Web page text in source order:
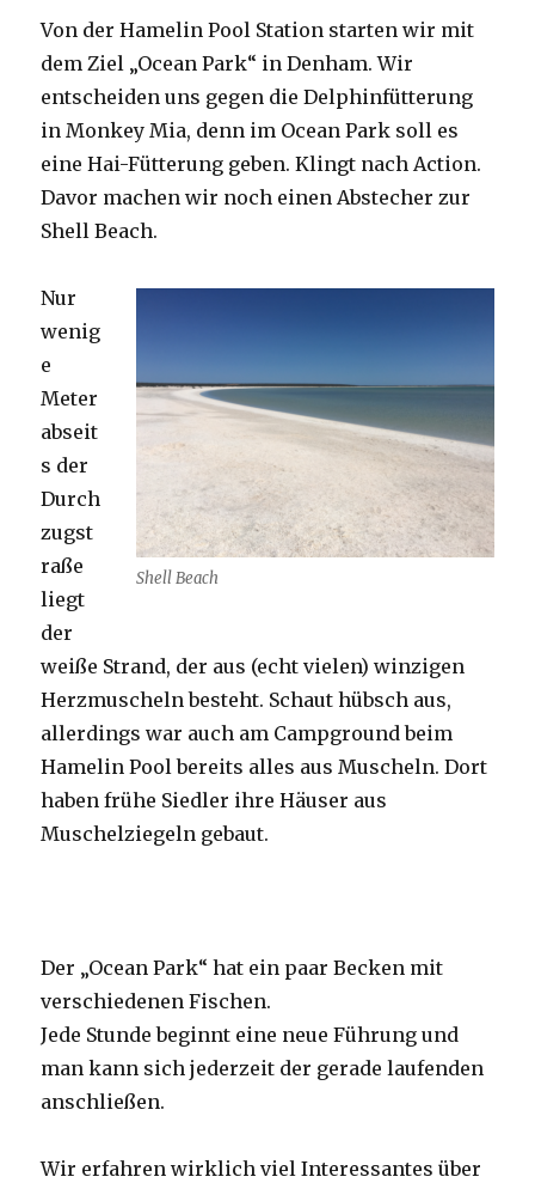
Von der Hamelin Pool Station starten wir mit
dem Ziel „Ocean Park“ in Denham. Wir
entscheiden uns gegen die Delphinfütterung
in Monkey Mia, denn im Ocean Park soll es
eine Hai-Fütterung geben. Klingt nach Action.
Davor machen wir noch einen Abstecher zur
Shell Beach.
Shell Beach
Nur
wenig
e
Meter
abseit
s der
Durch
zugst
raße
liegt
der
weiße Strand, der aus (echt vielen) winzigen
Herzmuscheln besteht. Schaut hübsch aus,
allerdings war auch am Campground beim
Hamelin Pool bereits alles aus Muscheln. Dort
haben frühe Siedler ihre Häuser aus
Muschelziegeln gebaut.
Der „Ocean Park“ hat ein paar Becken mit
verschiedenen Fischen.
Jede Stunde beginnt eine neue Führung und
man kann sich jederzeit der gerade laufenden
anschließen.
Wir erfahren wirklich viel Interessantes über